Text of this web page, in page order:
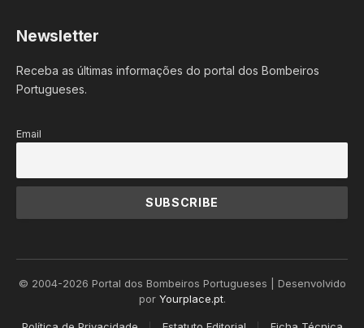
Newsletter
Receba as últimas informações do portal dos Bombeiros
Portugueses.
Email
© 2004-2026 Portal dos Bombeiros Portugueses | Desenvolvido
por Yourplace.pt.